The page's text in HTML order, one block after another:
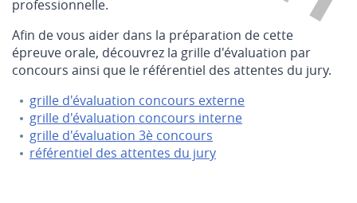
professionnelle.
Afin de vous aider dans la préparation de cette
épreuve orale, découvrez la grille d'évaluation par
concours ainsi que le référentiel des attentes du jury.
grille d'évaluation concours externe
grille d'évaluation concours interne
grille d'évaluation 3è concours
référentiel des attentes du jury